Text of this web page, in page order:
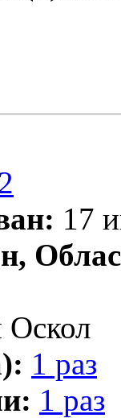
17
Оскол
1 раз
1 раз